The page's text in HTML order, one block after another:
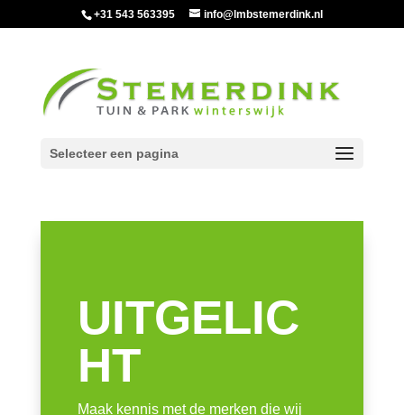
+31 543 563395 info@lmbstemerdink.nl
Selecteer een pagina
UITGELIC
HT
Maak kennis met de merken die wij